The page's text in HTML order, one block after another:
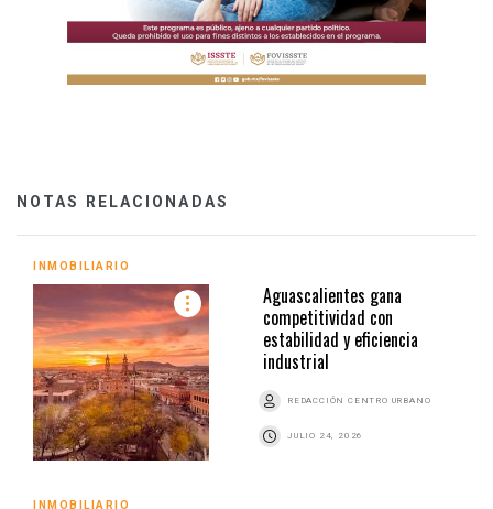
NOTAS RELACIONADAS
INMOBILIARIO
Aguascalientes gana
competitividad con
estabilidad y eficiencia
industrial
REDACCIÓN CENTRO URBANO
JULIO 24, 2026
INMOBILIARIO